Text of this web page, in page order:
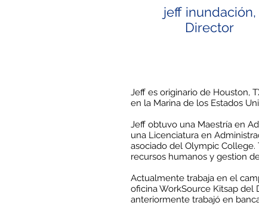
jeff inundación,
Director
Jeff es originario de Houston,
en la Marina de los Estados
Jeff obtuvo una Maestría en
una Licenciatura en
asociado del Olympic College.
recursos humanos y gestion
Actualmente trabaja en el
oficina WorkSource Kitsap del
anteriormente trabajó en